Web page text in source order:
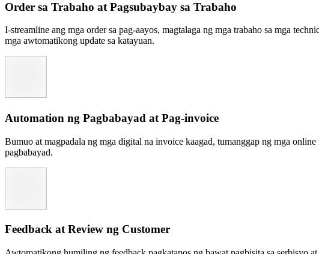
Order sa Trabaho at Pagsubaybay sa Trabaho
I-streamline ang mga order sa pag-aayos, magtalaga ng mga trabaho sa mga
mga awtomatikong update sa katayuan.
Automation ng Pagbabayad at Pag-invoice
Bumuo at magpadala ng mga digital na invoice kaagad, tumanggap ng mga
pagbabayad.
Feedback at Review ng Customer